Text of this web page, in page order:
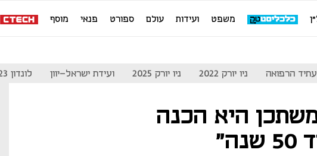
משפט ועידות עולם ספורט פנאי מוסף
עתיד הרפואה ניו יורק 2022 ניו יורק 2025 ועידת ישראל-יוון לונדון 2023
היא הכנה